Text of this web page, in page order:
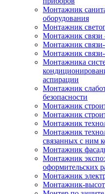
Монтажник
оборудования
Монтажник
Монтажник связи
Монтажник
Монтажник
Монтажника
аспирации
Монтажник
безопасности
Монтажник
Монтажник
Монтажник
Монтажник
связанных с ним
Монтажник
Монтажник
оформительских
Монтажник
Монтажник-